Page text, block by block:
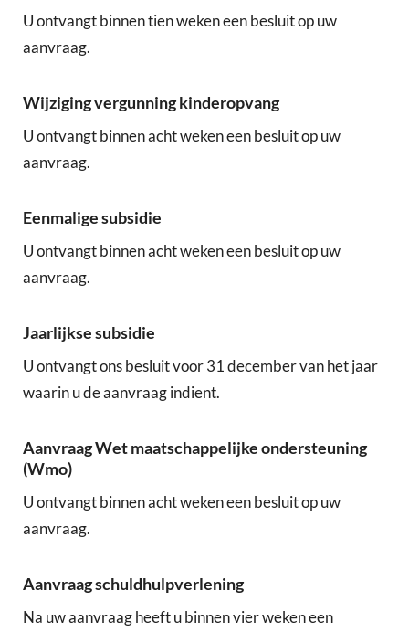
U ontvangt binnen tien weken een besluit op uw
aanvraag.
Wijziging vergunning kinderopvang
U ontvangt binnen acht weken een besluit op uw
aanvraag.
Eenmalige subsidie
U ontvangt binnen acht weken een besluit op uw
aanvraag.
Jaarlijkse subsidie
U ontvangt ons besluit voor 31 december van het jaar
waarin u de aanvraag indient.
Aanvraag Wet maatschappelijke ondersteuning
(Wmo)
U ontvangt binnen acht weken een besluit op uw
aanvraag.
Aanvraag schuldhulpverlening
Na uw aanvraag heeft u binnen vier weken een